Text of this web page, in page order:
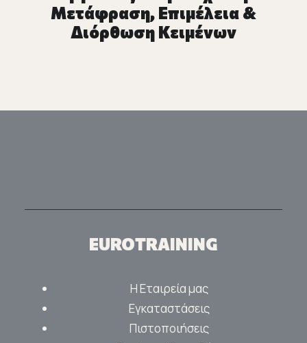
Μετάφραση, Επιμέλεια &
Διόρθωση Κειμένων
EUROTRAINING
Η Εταιρεία μας
Εγκαταστάσεις
Πιστοποιήσεις